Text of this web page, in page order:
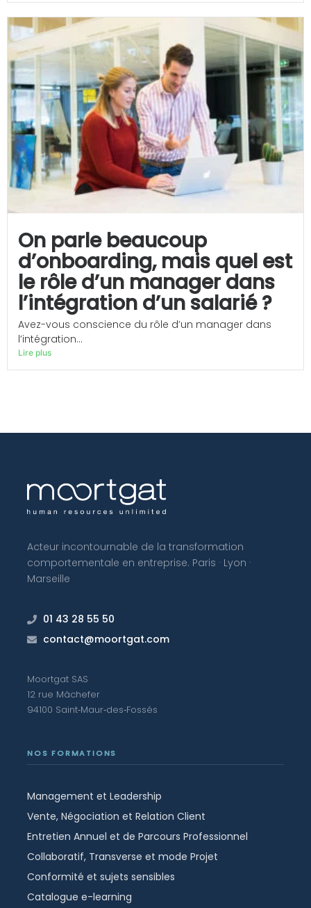
On parle beaucoup
d’onboarding, mais quel est
le rôle d’un manager dans
l’intégration d’un salarié ?
Avez-vous conscience du rôle d’un manager dans
l’intégration...
Lire plus
Acteur incontournable de la transformation
comportementale en entreprise. Paris · Lyon ·
Marseille
01 43 28 55 50
contact@moortgat.com
Moortgat SAS
12 rue Mâchefer
94100 Saint‑Maur‑des‑Fossés
NOS FORMATIONS
Management et Leadership
Vente, Négociation et Relation Client
Entretien Annuel et de Parcours Professionnel
Collaboratif, Transverse et mode Projet
Conformité et sujets sensibles
Catalogue e-learning